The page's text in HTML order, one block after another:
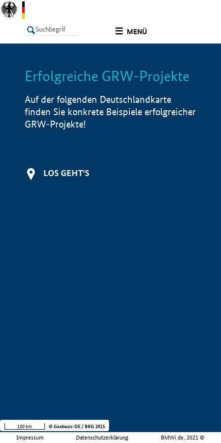
MENÜ
LISTE Info
Erfolgreiche GRW-Projekte
Auf der folgenden Deutschlandkarte
finden Sie konkrete Beispiele erfolgreicher
GRW-Projekte!
LOS GEHT'S
Impressum Datenschutzerklärung BMWi.de, 2021 ©
100 km © Geobasis-DE / BKG 2015